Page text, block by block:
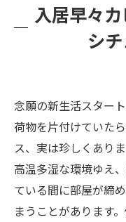
賃貸のカビ、責
なぜ早期対応が
まとめ＆お問い
談しよう！
入居早々
シ
念願の新生活スター
荷物を片付けていた
ス、実は珍しくあり
高温多湿な環境ゆえ
ている間に部屋が締
まうことがあります